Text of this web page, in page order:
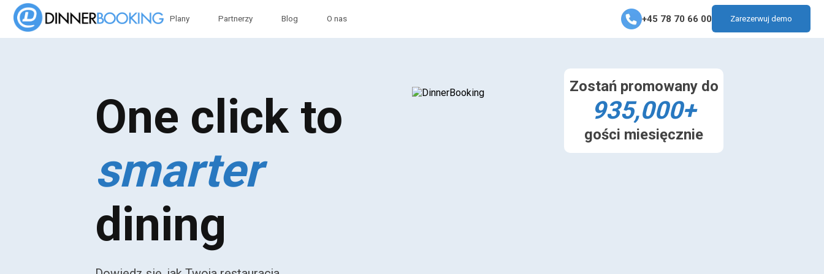
Plany Partnerzy Blog O nas +45 78 70 66 00 Zarezerwuj demo
One click to
smarter
dining
Zostań promowany do
935,000+
gości miesięcznie